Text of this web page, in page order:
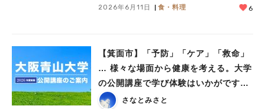
2026年6月11日 食・料理 6
【箕面市】「予防」「ケア」「救命」
… 様々な場面から健康を考える。大学
の公開講座で学び体験はいかがです
か？
さなとみさと